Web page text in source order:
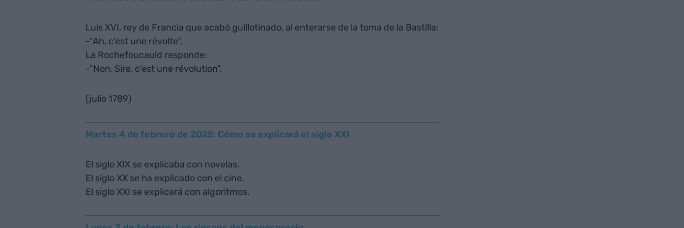
Luis XVI, rey de Francia que acabó guillotinado, al enterarse de la toma de la Bastilla:
-"Ah, c'est une révolte”.
La Rochefoucauld responde:
-"Non, Sire, c'est une révolution".
(julio 1789)
Martes 4 de febrero de 2025: Cómo se explicará el siglo XXI
El siglo XIX se explicaba con novelas.
El siglo XX se ha explicado con el cine.
El siglo XXI se explicará con algoritmos.